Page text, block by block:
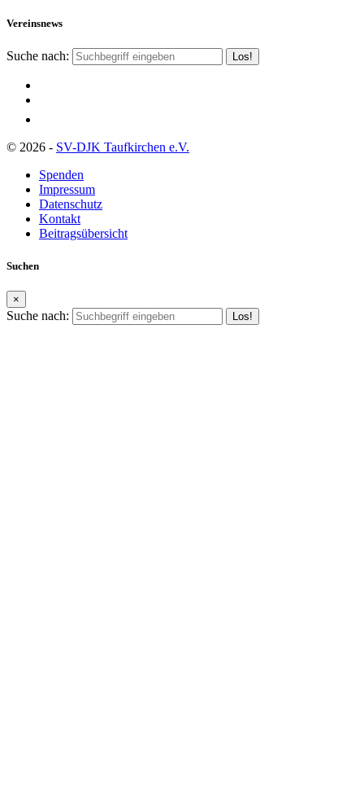
Vereinsnews
Suche nach:
© 2026 - SV-DJK Taufkirchen e.V.
Spenden
Impressum
Datenschutz
Kontakt
Beitragsübersicht
Suchen
×
Suche nach: